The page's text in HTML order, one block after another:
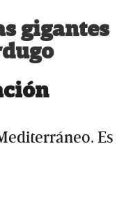
gigantes
Es